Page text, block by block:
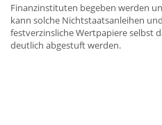
Finanzinstituten begeben werden
kann solche Nichtstaatsanleihen
festverzinsliche Wertpapiere selbst
deutlich abgestuft werden.